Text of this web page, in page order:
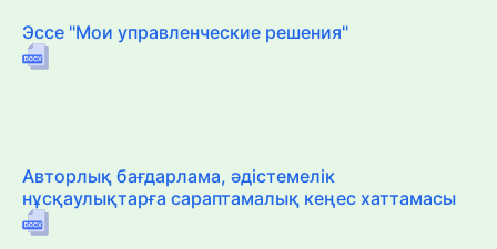
Эссе "Мои управленческие решения"
Авторлық бағдарлама, әдістемелік
нұсқаулықтарға сараптамалық кеңес хаттамасы